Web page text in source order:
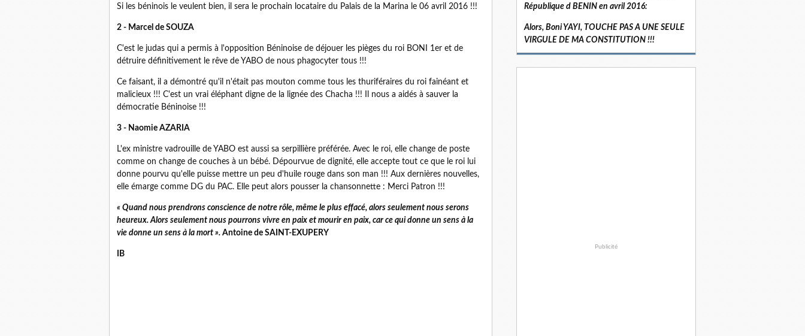
Si les béninois le veulent bien, il sera le prochain locataire du Palais de la Marina le 06 avril 2016 !!!
2 - Marcel de SOUZA
C'est le judas qui a permis à l'opposition Béninoise de déjouer les pièges du roi BONI 1er et de
détruire définitivement le rêve de YABO de nous phagocyter tous !!!
Ce faisant, il a démontré qu'il n'était pas mouton comme tous les thuriféraires du roi fainéant et
malicieux !!! C'est un vrai éléphant digne de la lignée des Chacha !!! Il nous a aidés à sauver la
démocratie Béninoise !!!
3 - Naomie AZARIA
L'ex ministre vadrouille de YABO est aussi sa serpillière préférée. Avec le roi, elle change de poste
comme on change de couches à un bébé. Dépourvue de dignité, elle accepte tout ce que le roi lui
donne pourvu qu'elle puisse mettre un peu d'huile rouge dans son man !!! Aux dernières nouvelles,
elle émarge comme DG du PAC. Elle peut alors pousser la chansonnette : Merci Patron !!!
« Quand nous prendrons conscience de notre rôle, même le plus effacé, alors seulement nous serons
heureux. Alors seulement nous pourrons vivre en paix et mourir en paix, car ce qui donne un sens à la
vie donne un sens à la mort ». Antoine de SAINT-EXUPERY
IB
République d BENIN en avril 2016:
Alors, Boni YAYI, TOUCHE PAS A UNE SEULE
VIRGULE DE MA CONSTITUTION !!!
Publicité